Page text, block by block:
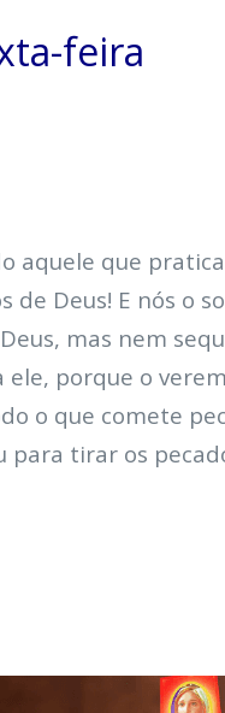
feira
aquele que
Deus! E nós o
mas nem
porque o
o que comete
tirar os